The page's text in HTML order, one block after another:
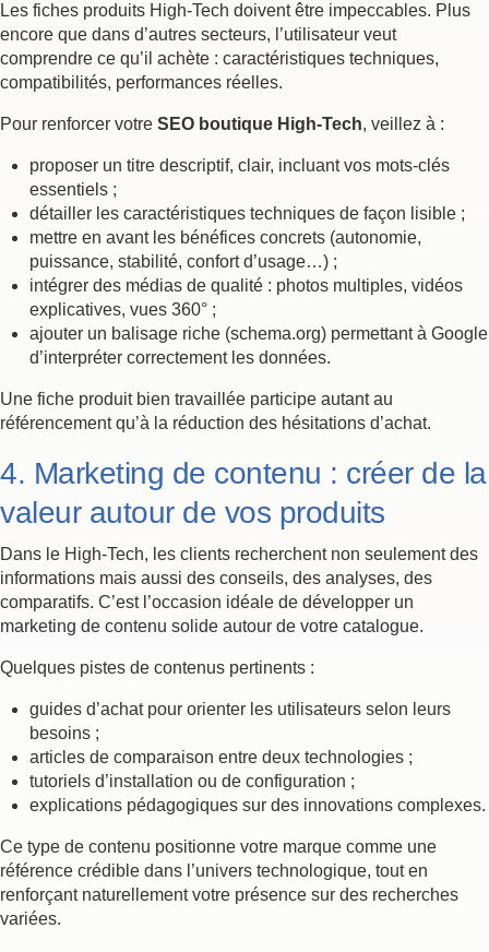
Les fiches produits High-Tech doivent être impeccables. Plus
encore que dans d’autres secteurs, l’utilisateur veut
comprendre ce qu’il achète : caractéristiques techniques,
compatibilités, performances réelles.
Pour renforcer votre SEO boutique High-Tech, veillez à :
proposer un titre descriptif, clair, incluant vos mots-clés
essentiels ;
détailler les caractéristiques techniques de façon lisible ;
mettre en avant les bénéfices concrets (autonomie,
puissance, stabilité, confort d’usage…) ;
intégrer des médias de qualité : photos multiples, vidéos
explicatives, vues 360° ;
ajouter un balisage riche (schema.org) permettant à Google
d’interpréter correctement les données.
Une fiche produit bien travaillée participe autant au
référencement qu’à la réduction des hésitations d’achat.
4. Marketing de contenu : créer de la
valeur autour de vos produits
Dans le High-Tech, les clients recherchent non seulement des
informations mais aussi des conseils, des analyses, des
comparatifs. C’est l’occasion idéale de développer un
marketing de contenu solide autour de votre catalogue.
Quelques pistes de contenus pertinents :
guides d’achat pour orienter les utilisateurs selon leurs
besoins ;
articles de comparaison entre deux technologies ;
tutoriels d’installation ou de configuration ;
explications pédagogiques sur des innovations complexes.
Ce type de contenu positionne votre marque comme une
référence crédible dans l’univers technologique, tout en
renforçant naturellement votre présence sur des recherches
variées.